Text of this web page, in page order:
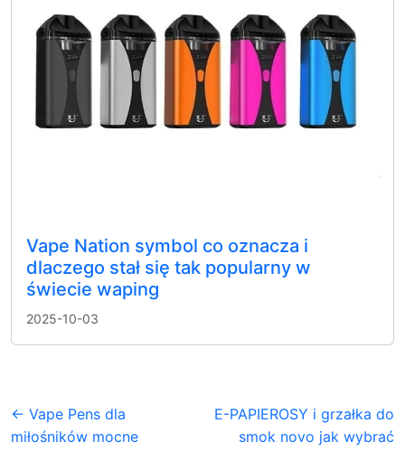
Vape Nation symbol co oznacza i
dlaczego stał się tak popularny w
świecie waping
2025-10-03
← Vape Pens dla
miłośników mocne
E-PAPIEROSY i grzałka do
smok novo jak wybrać